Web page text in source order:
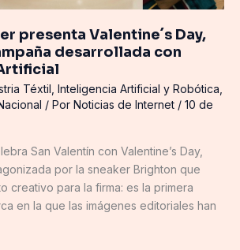
presenta Valentine´s Day,
desarrollada con
Téxtil Inteligencia Artificial y Robótica
/ Por Noticias de Internet / 10 de
San Valentín con Valentine’s Day,
por la sneaker Brighton que
creativo para la firma: es la primera
en la que las imágenes editoriales han